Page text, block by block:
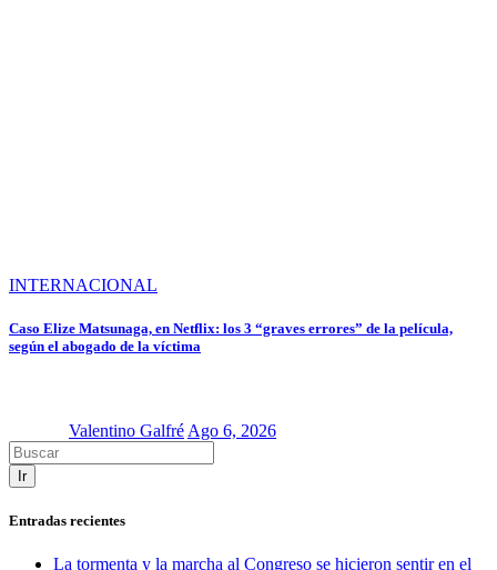
INTERNACIONAL
Caso Elize Matsunaga, en Netflix: los 3 “graves errores” de la película,
según el abogado de la víctima
Valentino Galfré Ago 6, 2026
Ir
Entradas recientes
La tormenta y la marcha al Congreso se hicieron sentir en el